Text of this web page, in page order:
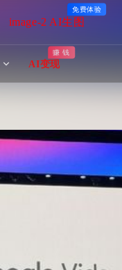
image-2 AI生图
免费体验
AI变现
赚 钱